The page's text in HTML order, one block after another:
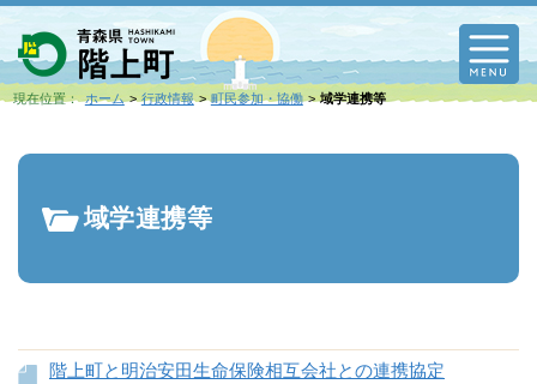
現在位置： ホーム 行政情報 町民参加・協働 域学連携等
域学連携等
階上町と明治安田生命保険相互会社との連携協定